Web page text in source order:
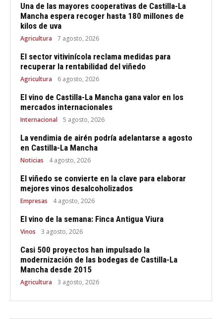
Una de las mayores cooperativas de Castilla-La
Mancha espera recoger hasta 180 millones de
kilos de uva
Agricultura 7 agosto, 2026
El sector vitivinícola reclama medidas para
recuperar la rentabilidad del viñedo
Agricultura 6 agosto, 2026
El vino de Castilla-La Mancha gana valor en los
mercados internacionales
Internacional 5 agosto, 2026
La vendimia de airén podría adelantarse a agosto
en Castilla-La Mancha
Noticias 4 agosto, 2026
El viñedo se convierte en la clave para elaborar
mejores vinos desalcoholizados
Empresas 4 agosto, 2026
El vino de la semana: Finca Antigua Viura
Vinos 3 agosto, 2026
Casi 500 proyectos han impulsado la
modernización de las bodegas de Castilla-La
Mancha desde 2015
Agricultura 3 agosto, 2026